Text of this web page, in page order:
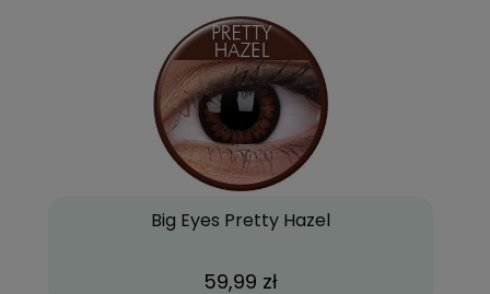
Big Eyes Pretty Hazel
59,99 zł